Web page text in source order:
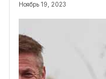
Ноябрь 19, 2023